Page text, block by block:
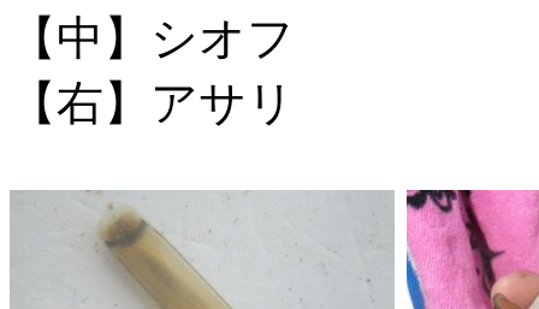
【中】シオフ
【右】アサリ